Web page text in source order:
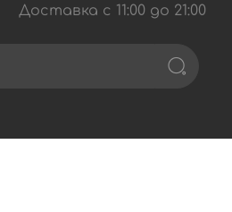
Доставка с 11:00 до 21:00